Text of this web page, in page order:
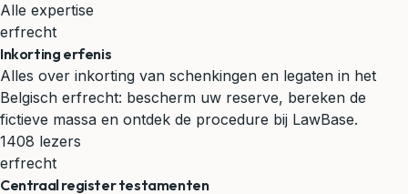
Alle expertise
erfrecht
Inkorting erfenis
Alles over inkorting van schenkingen en legaten in het
Belgisch erfrecht: bescherm uw reserve, bereken de
fictieve massa en ontdek de procedure bij LawBase.
1408 lezers
erfrecht
Centraal register testamenten